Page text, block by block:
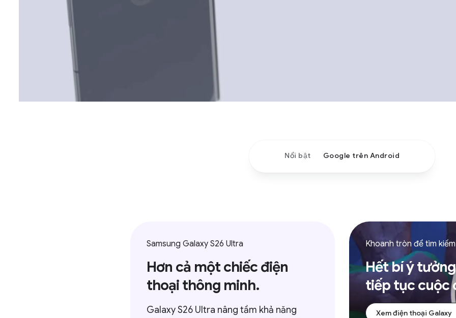
Nổi bật Google trên Android
Samsung Galaxy S26 Ultra
Hơn cả một chiếc điện
thoại thông minh.
Galaxy S26 Ultra nâng tầm khả năng
Khoanh tròn để tìm kiếm
Hết bí ý tưởng,
tiếp tục cuộc
Xem điện thoại Galaxy